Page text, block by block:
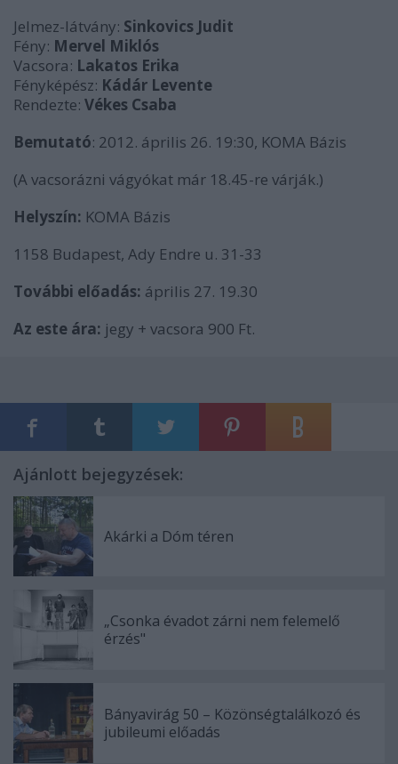
Jelmez-látvány: Sinkovics Judit
Fény: Mervel Miklós
Vacsora: Lakatos Erika
Fényképész: Kádár Levente
Rendezte: Vékes Csaba
Bemutató: 2012. április 26. 19:30, KOMA Bázis
(A vacsorázni vágyókat már 18.45-re várják.)
Helyszín: KOMA Bázis
1158 Budapest, Ady Endre u. 31-33
További előadás: április 27. 19.30
Az este ára: jegy + vacsora 900 Ft.
Ajánlott bejegyzések:
Akárki a Dóm téren
„Csonka évadot zárni nem felemelő
érzés"
Bányavirág 50 – Közönségtalálkozó és
jubileumi előadás